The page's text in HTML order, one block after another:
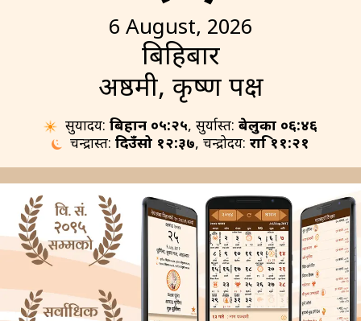
6 August, 2026
बिहिबार
अष्ठमी, कृष्ण पक्ष
सुर्योदय:बिहान ०५:२५, सुर्यास्त:बेलुका ०६:४६
चन्द्रास्त:दिउँसो १२:३७, चन्द्रोदय:रात्रि ११:२१